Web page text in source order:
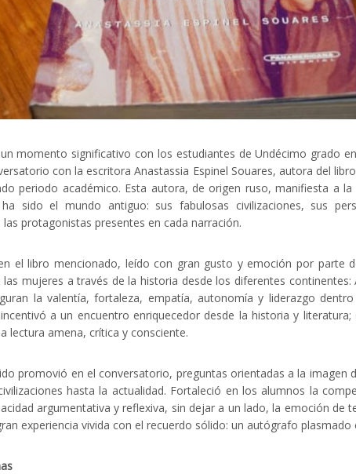
momento significativo con los estudiantes de Undécimo grado
con la escritora Anastassia Espinel Souares, autora del
periodo académico. Esta autora, de origen ruso, manifiesta a la
sido el mundo antiguo: sus fabulosas civilizaciones, sus
protagonistas presentes en cada narración.
el libro mencionado, leído con gran gusto y emoción por parte
mujeres a través de la historia desde los diferentes continentes:
la valentía, fortaleza, empatía, autonomía y liderazgo
a un encuentro enriquecedor desde la historia y
lectura amena, crítica y consciente.
promovió en el conversatorio, preguntas orientadas a la imagen
hasta la actualidad. Fortaleció en los alumnos la
argumentativa y reflexiva, sin dejar a un lado, la emoción de
experiencia vivida con el recuerdo sólido: un autógrafo plasmado